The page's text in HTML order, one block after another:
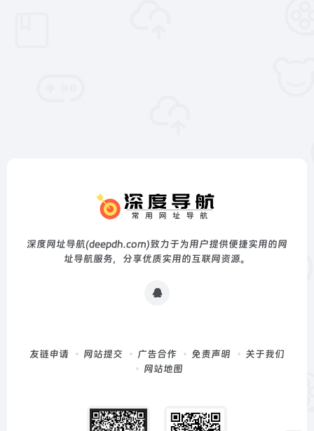
深度网址导航(deepdh.com)致力于为用户提供便捷实用的网
址导航服务，分享优质实用的互联网资源。
友链申请 网站提交 广告合作 免责声明
关于我们
网站地图